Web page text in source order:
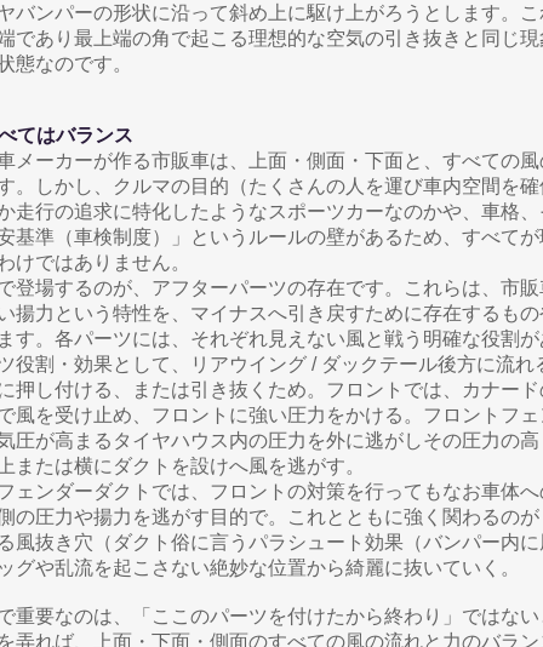
バンパーの形状に沿って斜め上に駆け上がろうとします。
であり最上端の角で起こる理想的な空気の引き抜きと同じ
態なのです。
てはバランス
メーカーが作る市販車は、上面・側面・下面と、すべての
。しかし、クルマの目的（たくさんの人を運び車内空間を
走行の追求に特化したようなスポーツカーなのかや、車格
基準（車検制度）」というルールの壁があるため、すべて
けではありません。
登場するのが、アフターパーツの存在です。これらは、市
揚力という特性を、マイナスへ引き戻すために存在するも
す。 各パーツには、それぞれ見えない風と戦う明確な役割
役割・効果として、
リアウイング / ダックテール後方に流
押し付ける、または引き抜くため。 フロントでは、カナー
風を受け止め、フロントに強い圧力をかける。 フロントフ
圧が高まるタイヤハウス内の圧力を外に逃がしその圧力の
または横にダクトを設けへ風を逃がす。
ェンダーダクトでは、フロントの対策を行ってもなお車体
の圧力や揚力を逃がす目的で。これとともに強く関わるのが
風抜き穴（ダクト俗に言うパラシュート効果（バンパー内
グや乱流を起こさない絶妙な位置から綺麗に抜いていく。
重要なのは、「ここのパーツを付けたから終わり」ではな
弄れば、上面・下面・側面のすべての風の流れと力のバラ